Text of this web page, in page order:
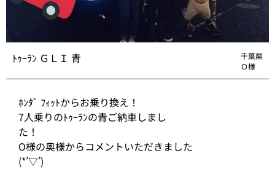
ﾄｩｰﾗﾝ ＧＬＩ 青
千葉県
Ｏ様
ﾎﾝﾀﾞ ﾌｨｯﾄからお乗り換え！
7人乗りのﾄｩｰﾗﾝの青ご納車しまし
О様の奥様からコメントいただきました